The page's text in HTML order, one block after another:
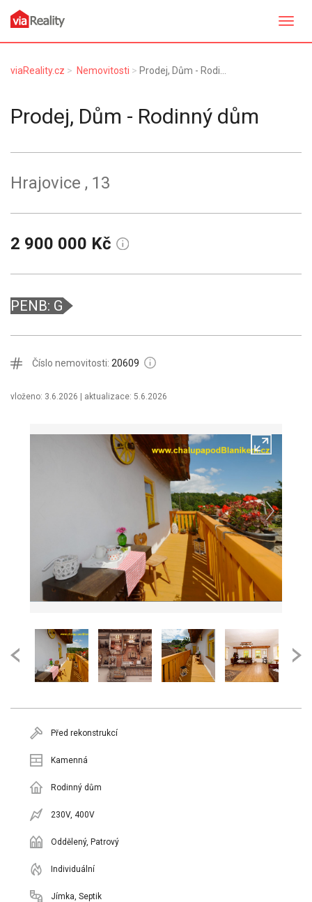
viaReality.cz Nemovitosti Prodej, Dům - Rodinný dům, Hrajovice
Prodej, Dům - Rodinný dům
Hrajovice , 13
2 900 000 Kč
PENB: G
Číslo nemovitosti: 20609
vloženo: 3.6.2026 | aktualizace: 5.6.2026
Před rekonstrukcí
Kamenná
Rodinný dům
230V, 400V
Oddělený, Patrový
Individuální
Jímka, Septik